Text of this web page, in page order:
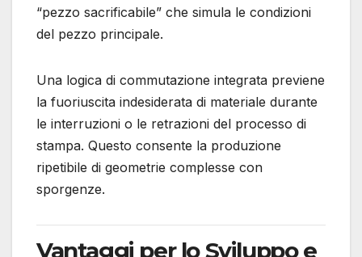
“pezzo sacrificabile” che simula le condizioni
del pezzo principale.
Una logica di commutazione integrata previene
la fuoriuscita indesiderata di materiale durante
le interruzioni o le retrazioni del processo di
stampa. Questo consente la produzione
ripetibile di geometrie complesse con
sporgenze.
Vantaggi per lo Sviluppo e